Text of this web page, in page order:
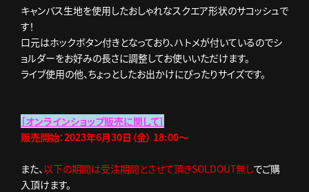
キャンバス生地を使用したおしゃれなスクエア形状のサコッシュで
す！
口元はホックボタン付きとなっており、ハトメが付いているのでシ
ョルダーをお好みの長さに調整してお使いいただけます。
ライブ使用の他、ちょっとしたお出かけにぴったりサイズです。
［オンラインショップ販売に関して］
販売開始：2023年6月30日（金） 18:00～
また、以下の期間は受注期間とさせて頂きSOLDOUT無しでご購
入頂けます。